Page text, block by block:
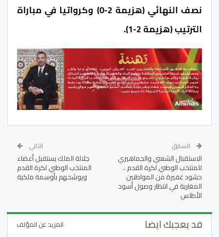
نصف النهائي (هزيمة 2-0) وكرواتيا في مباراة
الترتيب (هزيمة 2-1).
السابق
الاستقبال الشعبي والجماهيري
للمنتخب الوطني لكرة القدم ..
حشود غفيرة من المواطنين
المغاربة في انتظار وصول أسود
الأطلس
التالي
جلالة الملك يستقبل أعضاء
المنتخب الوطني لكرة القدم
ويوشحهم بأوسمة ملكية
قد يعجبك ايضا المزيد عن المؤلف